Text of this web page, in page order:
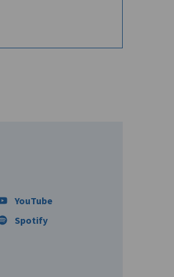
YouTube
Spotify